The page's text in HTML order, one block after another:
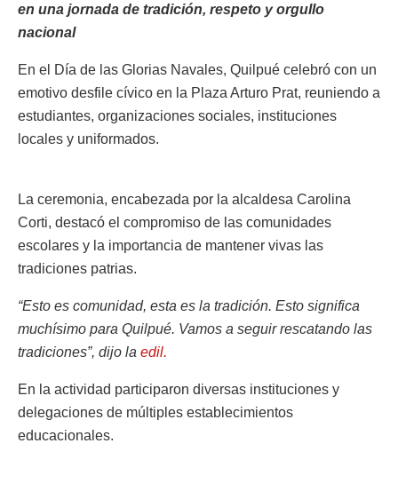
en una jornada de tradición, respeto y orgullo
nacional
En el Día de las Glorias Navales, Quilpué celebró con un
emotivo desfile cívico en la Plaza Arturo Prat, reuniendo a
estudiantes, organizaciones sociales, instituciones
locales y uniformados.
La ceremonia, encabezada por la alcaldesa Carolina
Corti, destacó el compromiso de las comunidades
escolares y la importancia de mantener vivas las
tradiciones patrias.
“Esto es comunidad, esta es la tradición. Esto significa
muchísimo para Quilpué. Vamos a seguir rescatando las
tradiciones”, dijo la edil.
En la actividad participaron diversas instituciones y
delegaciones de múltiples establecimientos
educacionales.